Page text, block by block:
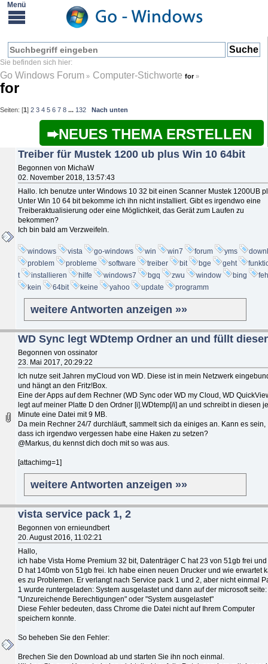
Go Windows Forum » Computer-Stichwortefor»
for
Seiten: [1] 2 3 4 5 6 7 8 ... 132 Nach unten
NEUES THEMA ERSTELLEN
Treiber für Mustek 1200 ub plus Win 10 64bit
Begonnen von MichaW
02. November 2018, 13:57:43
Hallo. Ich benutze unter Windows 10 32 bit einen Scanner Mustek 1200UB
Unter Win 10 64 bit bekomme ich ihn nicht installiert. Gibt es irgendwo eine
Treiberaktualisierung oder eine Möglichkeit, das Gerät zum Laufen zu
bekommen?
Ich bin bald am Verzweifeln.
windows vista go-windows win win7 forum yms
problem
probleme software treiber bit bge geht
t
installieren hilfe windows7 bgq zwu window bing
kein
64bit keine yahoo update programm
weitere Antworten anzeigen »»
WD Sync legt WDtemp Ordner an und füllt
Begonnen von ossinator
23. Mai 2017, 20:29:22
Ich nutze seit Jahren myCloud von WD. Diese ist in mein Netzwerk
und hängt an den Fritz!Box.
Eine der Apps auf dem Rechner (WD Sync oder WD my Cloud, WD
legt auf meiner Platte D den Ordner [i].WDtemp[/i] an und schreibt in diesen
Minute eine Datei mit 9 MB.
Da mein Rechner 24/7 durchläuft, sammelt sich da einiges an. Kann es sein,
dass ich irgendwo vergessen habe eine Haken zu setzen?
@Markus, du kennst dich doch mit so was aus.
[attachimg=1]
weitere Antworten anzeigen »»
vista service pack 1, 2
Begonnen von ernieundbert
20. August 2016, 11:02:21
Hallo,
ich habe Vista Home Premium 32 bit, Datenträger C hat 23 von 51gb frei
D hat 140mb von 51gb frei. Ich habe einen neuen Drucker und wie erwartet
es zu Problemen. Er verlangt nach Service pack 1 und 2, aber nicht einmal
1 wurde runtergeladen: System ausgelastet und dann auf der microsoft seite:
"Unzureichende Berechtigungen" oder "System ausgelastet"
Diese Fehler bedeuten, dass Chrome die Datei nicht auf Ihrem Computer
speichern konnte.
So beheben Sie den Fehler:
Brechen Sie den Download ab und starten Sie ihn noch einmal.